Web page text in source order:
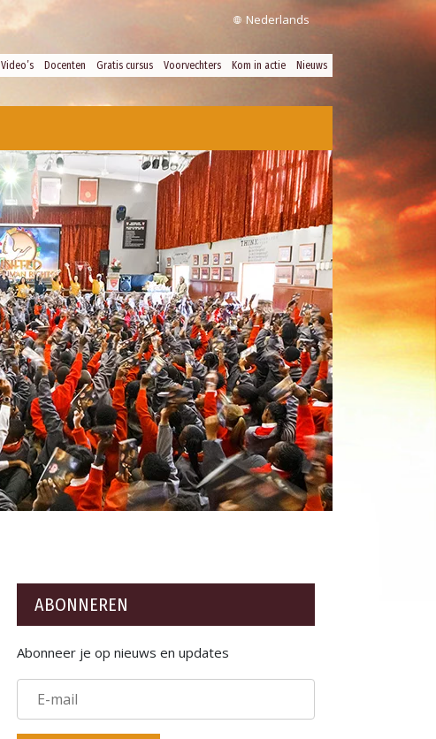
Nederlands
Video’s Docenten Gratis cursus Voorvechters Kom in actie Nieuws
ABONNEREN
Abonneer je op nieuws en updates